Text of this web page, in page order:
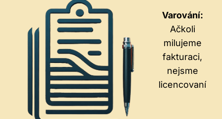
Varování:
Ačkoli
milujeme
fakturaci,
nejsme
licencovaní